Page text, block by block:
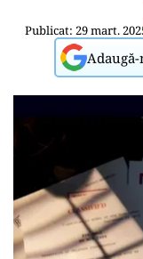
Publicat: 29 mart.